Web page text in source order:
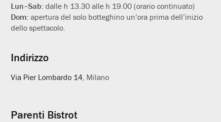
Lun–Sab:dalle h 13.30 alle h 19.00 (orario continuato)
Dom:apertura del solo botteghino un’ora prima dell’inizio
dello spettacolo.
Indirizzo
Via Pier Lombardo 14 , Milano
Parenti Bistrot